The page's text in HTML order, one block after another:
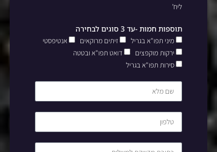
ליח’
תוספות חמות -עד 3 סוגים לבחירה
מיני תפו"א בגריל זיתים מרוקאים
אנטיפסטי
ירקות מוקפצים
דואט תפו"א ובטטה
סירות תפו"א בגריל